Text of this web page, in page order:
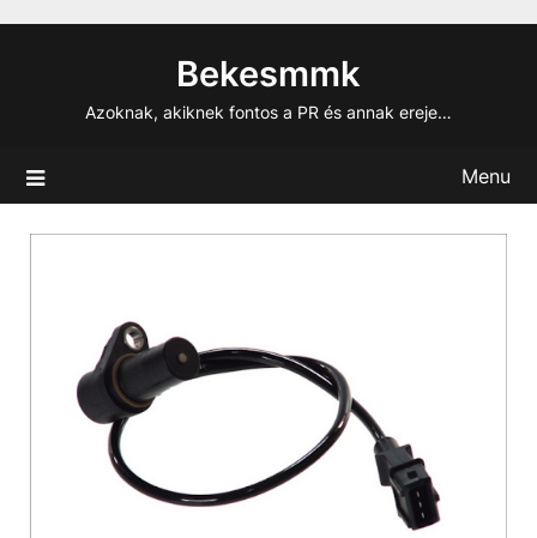
Bekesmmk
Azoknak, akiknek fontos a PR és annak ereje…
Menu